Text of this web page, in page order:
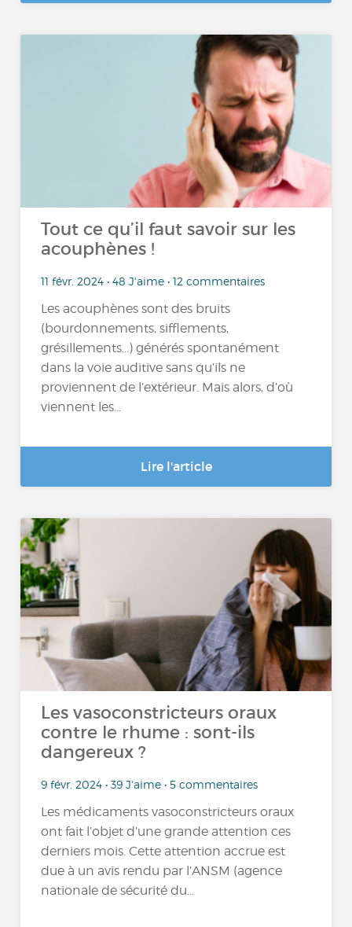
Tout ce qu’il faut savoir sur les
acouphènes !
11 févr. 2024 • 48 J'aime • 12 commentaires
Les acouphènes sont des bruits
(bourdonnements, sifflements,
grésillements...) générés spontanément
dans la voie auditive sans qu’ils ne
proviennent de l’extérieur. Mais alors, d’où
viennent les...
Lire l'article
Les vasoconstricteurs oraux
contre le rhume : sont-ils
dangereux ?
9 févr. 2024 • 39 J'aime • 5 commentaires
Les médicaments vasoconstricteurs oraux
ont fait l’objet d’une grande attention ces
derniers mois. Cette attention accrue est
due à un avis rendu par l’ANSM (agence
nationale de sécurité du...